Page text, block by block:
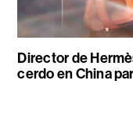
Director de
cerdo en China